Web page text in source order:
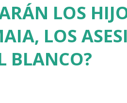
LOS
LOS
BLANCO?